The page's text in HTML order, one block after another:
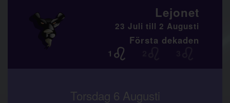
Lejonet
23 Juli till 2 Augusti
Första dekaden
Torsdag 6 Augusti